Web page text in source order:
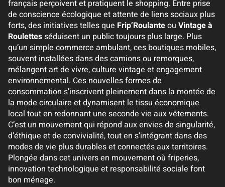
français perçoivent et pratiquent le shopping. Entre prise
de conscience écologique et attente de liens sociaux plus
forts, des initiatives telles que Frip’Roulanteou Vintage à
Roulettesséduisent un public toujours plus large. Plus
qu’un simple commerce ambulant, ces boutiques mobiles,
souvent installées dans des camions ou remorques,
mélangent art de vivre, culture vintage et engagement
environnemental. Ces nouvelles formes de
consommation s’inscrivent pleinement dans la montée de
la mode circulaire et dynamisent le tissu économique
local tout en redonnant une seconde vie aux vêtements.
C’est un mouvement qui répond aux envies de singularité,
d’éthique et de convivialité, tout en s’intégrant dans des
modes de vie plus durables et connectés aux territoires.
Plongée dans cet univers en mouvement où friperies,
innovation technologique et responsabilité sociale font
bon ménage.